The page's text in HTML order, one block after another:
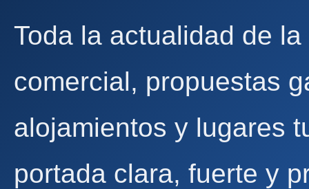
Toda la actualidad de
comercial, propuestas
alojamientos y lugares
portada clara, fuerte y